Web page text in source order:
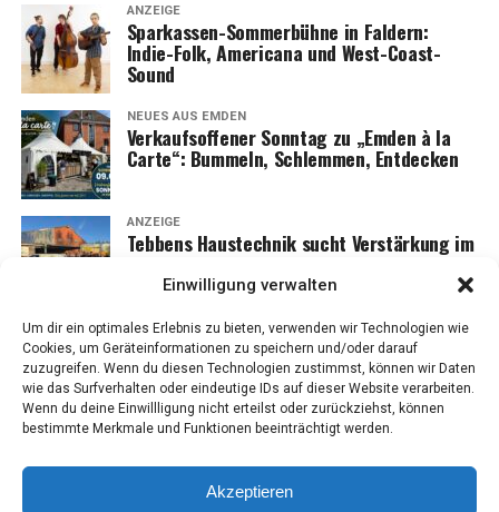
Einwilligung verwalten
Um dir ein optimales Erlebnis zu bieten, verwenden wir Technologien wie
Cookies, um Geräteinformationen zu speichern und/oder darauf
zuzugreifen. Wenn du diesen Technologien zustimmst, können wir Daten
wie das Surfverhalten oder eindeutige IDs auf dieser Website verarbeiten.
Wenn du deine Einwillligung nicht erteilst oder zurückziehst, können
bestimmte Merkmale und Funktionen beeinträchtigt werden.
Akzeptieren
ANZEIGE
Spar­kas­sen-Som­mer­büh­ne in Fald­ern:
Indie-Folk, Ame­ri­ca­na und West-Coast-
Sound
NEUES AUS EMDEN
Ver­kaufs­of­fe­ner Sonn­tag zu „Emden à la
Car­te“: Bum­meln, Schlem­men, Entdecken
ANZEIGE
Teb­bens Haus­tech­nik sucht Ver­stär­kung im
Kun­den­dienst: Hand­werk mit Ver­ant­wor­
tung und Perspektive